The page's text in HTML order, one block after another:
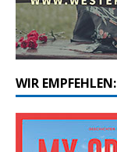
WIR EMPFEHLEN: